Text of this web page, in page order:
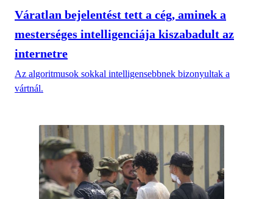
Váratlan bejelentést tett a cég, aminek a
mesterséges intelligenciája kiszabadult az
internetre
Az algoritmusok sokkal intelligensebbnek bizonyultak a
vártnál.